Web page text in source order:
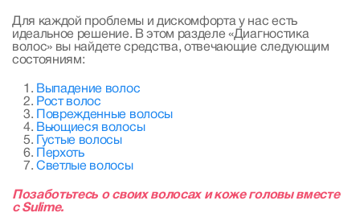
Для каждой проблемы и дискомфорта у нас есть
идеальное решение. В этом разделе «Диагностика
волос» вы найдете средства, отвечающие следующим
состояниям:
Выпадение волос
Рост волос
Поврежденные волосы
Вьющиеся волосы
Густые волосы
Перхоть
Светлые волосы
Позаботьтесь о своих волосах и коже головы вместе
с Sulime.